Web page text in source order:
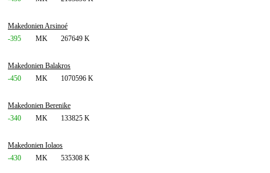
Makedonien Arsinoé
-395
MK 267649 K
Makedonien Balakros
-450
MK 1070596 K
Makedonien Berenike
-340
MK 133825 K
Makedonien Iolaos
-430
MK 535308 K